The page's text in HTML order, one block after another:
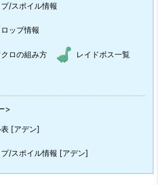
/スポイル情報
ップ情報
ロの組み方 レイドボス一覧
>
[アデン]
/スポイル情報 [アデン]